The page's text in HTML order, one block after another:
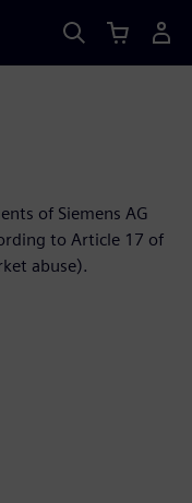
of Siemens AG
to Article 17 of
abuse).